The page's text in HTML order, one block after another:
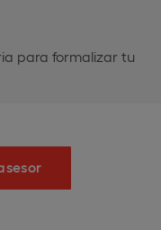
para formalizar tu